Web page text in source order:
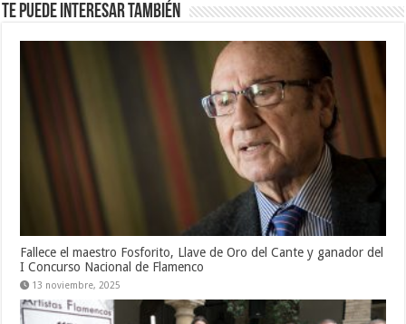
Te puede interesar también
Fallece el maestro Fosforito, Llave de Oro del Cante y ganador del
I Concurso Nacional de Flamenco
13 noviembre, 2025